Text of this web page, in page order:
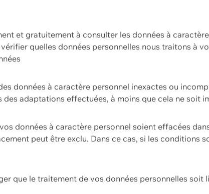
et gratuitement à consulter les données à
quelles données personnelles nous traitons à
données à caractère personnel inexactes ou
adaptations effectuées, à moins que cela ne
données à caractère personnel soient effacées
peut être exclu. Dans ce cas, si les conditions
que le traitement de vos données personnelles soit